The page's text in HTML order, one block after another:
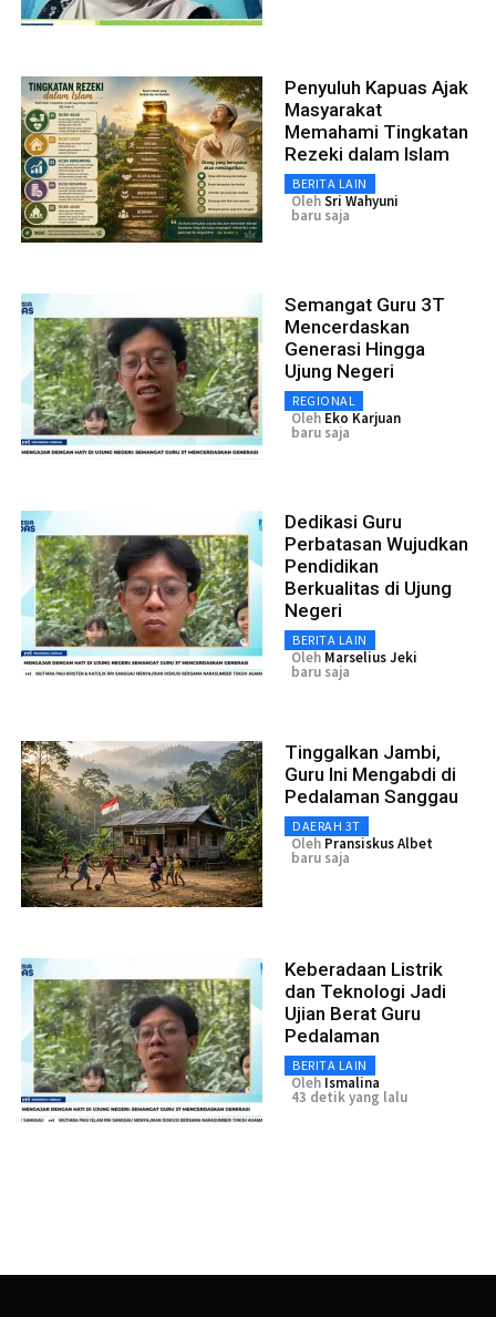
Penyuluh Kapuas Ajak
Masyarakat
Memahami Tingkatan
Rezeki dalam Islam
BERITA LAIN
OlehSri Wahyuni
baru saja
Semangat Guru 3T
Mencerdaskan
Generasi Hingga
Ujung Negeri
REGIONAL
Oleh Eko Karjuan
baru saja
Dedikasi Guru
Perbatasan Wujudkan
Pendidikan
Berkualitas di Ujung
Negeri
BERITA LAIN
Oleh Marselius Jeki
baru saja
Tinggalkan Jambi,
Guru Ini Mengabdi di
Pedalaman Sanggau
DAERAH 3T
Oleh Pransiskus Albet
baru saja
Keberadaan Listrik
dan Teknologi Jadi
Ujian Berat Guru
Pedalaman
BERITA LAIN
Oleh Ismalina
43 detik yang lalu